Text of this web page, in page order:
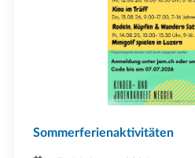
Sommerferienaktivitäten